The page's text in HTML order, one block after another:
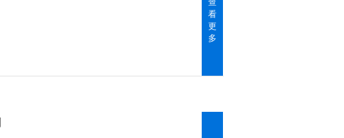
查
看
更
多